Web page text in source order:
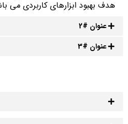
هدف بهبود ابزارهای کاربردی می
عنوان #2
عنوان #3